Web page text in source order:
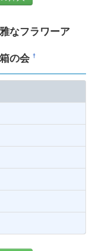
なフラワーア
の会†